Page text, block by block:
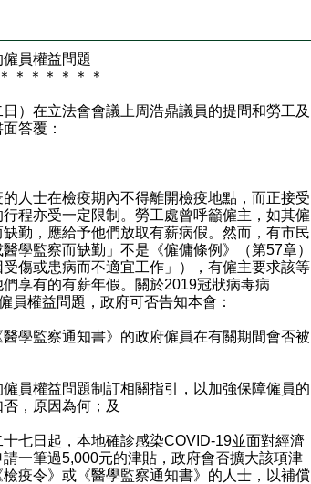
員權益問題
＊ ＊ ＊ ＊ ＊ ＊ ＊
在立法會會議上周浩鼎議員的提問和勞工及
答覆：
士在檢疫期內不得離開檢疫地點，而正接受
程亦受一定限制。勞工處曾呼籲僱主，如其僱
勤，應給予他們放取有薪病假。然而，有市民
學監察而缺勤」不是《僱傭條例》（第57章）
傷或患病而不適宜工作」），有僱主要求該等
享有的有薪年假。關於2019冠狀病毒病
員權益問題，政府可否告知本會：
醫學監察通知書》的政府僱員在有關期間會否被
僱員權益問題制訂相關指引，以加強保障僱員的
，原因為何；及
十七日起，本地確診感染COVID-19並面對經濟
一筆過5,000元的津貼，政府會否擴大該項津
疫令》或《醫學監察通知書》的人士，以補償